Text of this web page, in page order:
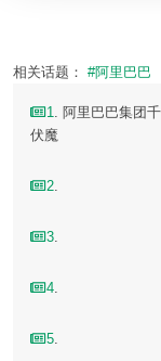
相关话题： #阿里巴巴
1. 阿里巴巴集团
伏魔
2.
3.
4.
5.